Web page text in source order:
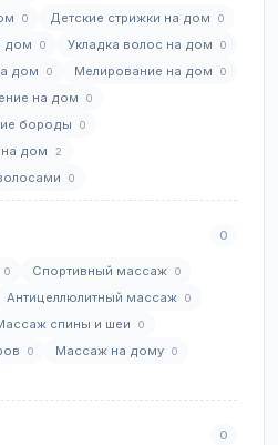
0 Детские стрижки на дом 0
дом 0 Укладка волос на дом 0
дом 0 Мелирование на дом 0
на дом 0
бороды 0
дом 2
0
0
0 Спортивный массаж 0
Антицеллюлитный массаж 0
спины и шеи 0
0 Массаж на дому 0
0